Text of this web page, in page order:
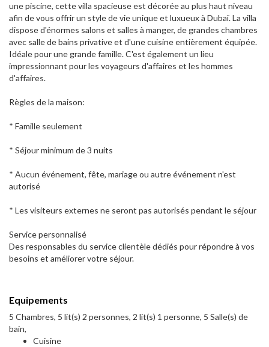
une piscine, cette villa spacieuse est décorée au plus haut niveau
afin de vous offrir un style de vie unique et luxueux à Dubaï. La villa
dispose d'énormes salons et salles à manger, de grandes chambres
avec salle de bains privative et d'une cuisine entièrement équipée.
Idéale pour une grande famille. C'est également un lieu
impressionnant pour les voyageurs d'affaires et les hommes
d'affaires.
Règles de la maison:
* Famille seulement
* Séjour minimum de 3 nuits
* Aucun événement, fête, mariage ou autre événement n'est
autorisé
* Les visiteurs externes ne seront pas autorisés pendant le séjour
Service personnalisé
Des responsables du service clientèle dédiés pour répondre à vos
besoins et améliorer votre séjour.
Equipements
5 Chambres, 5 lit(s) 2 personnes, 2 lit(s) 1 personne, 5 Salle(s) de
bain,
Cuisine